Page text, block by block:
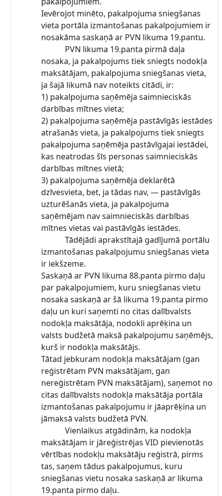
Ievērojot minēto, pakalpojuma sniegšanas
vieta portāla izmantošanas pakalpojumiem ir
nosakāma saskaņā ar PVN likuma 19.pantu.
PVN likuma 19.panta pirmā daļa
nosaka, ja pakalpojums tiek sniegts nodokļa
maksātājam, pakalpojuma sniegšanas vieta,
ja šajā likumā nav noteikts citādi, ir:
1) pakalpojuma saņēmēja saimnieciskās
darbības mītnes vieta;
2) pakalpojuma saņēmēja pastāvīgās iestādes
atrašanās vieta, ja pakalpojums tiek sniegts
pakalpojuma saņēmēja pastāvīgajai iestādei,
kas neatrodas šīs personas saimnieciskās
darbības mītnes vietā;
3) pakalpojuma saņēmēja deklarētā
dzīvesvieta, bet, ja tādas nav, — pastāvīgās
uzturēšanās vieta, ja pakalpojuma
saņēmējam nav saimnieciskās darbības
mītnes vietas vai pastāvīgās iestādes.
Tādējādi aprakstītajā gadījumā portālu
izmantošanas pakalpojumu sniegšanas vieta
ir iekšzeme.
Saskaņā ar PVN likuma 88.panta pirmo daļu
par pakalpojumiem, kuru sniegšanas vietu
nosaka saskaņā ar šā likuma 19.panta pirmo
daļu un kuri saņemti no citas dalībvalsts
nodokļa maksātāja, nodokli aprēķina un
valsts budžetā maksā pakalpojumu saņēmējs,
kurš ir nodokļa maksātājs.
Tātad jebkuram nodokļa maksātājam (gan
reģistrētam PVN maksātājam, gan
nereģistrētam PVN maksātājam), saņemot no
citas dalībvalsts nodokļa maksātāja portāla
izmantošanas pakalpojumu ir jāaprēķina un
jāmaksā valsts budžetā PVN.
Vienlaikus atgādinām, ka nodokļa
maksātājam ir jāreģistrējas VID pievienotās
vērtības nodokļu maksātāju reģistrā, pirms
tas, saņem tādus pakalpojumus, kuru
sniegšanas vietu nosaka saskaņā ar likuma
19.panta pirmo daļu.